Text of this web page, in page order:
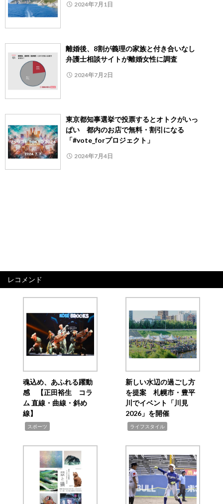
2024年7月1日
離婚後、8割が義理の家族と付き合いなし
弁護士相談サイトが離婚女性に調査
2024年7月2日
東京都知事選挙で投票するとオトクがいっ
ぱい 都内のお店で無料・割引になる
「#vote_forプロジェクト」
2024年7月4日
レコメンド
魂込め、あふれる躍動
感 【正田裕生 コラ
ム 直線・曲線・斜め
線】
スポーツ
新しい水辺の過ごし方
を提案 札幌市・豊平
川でイベント「川見
2026」を開催
ライフスタイル